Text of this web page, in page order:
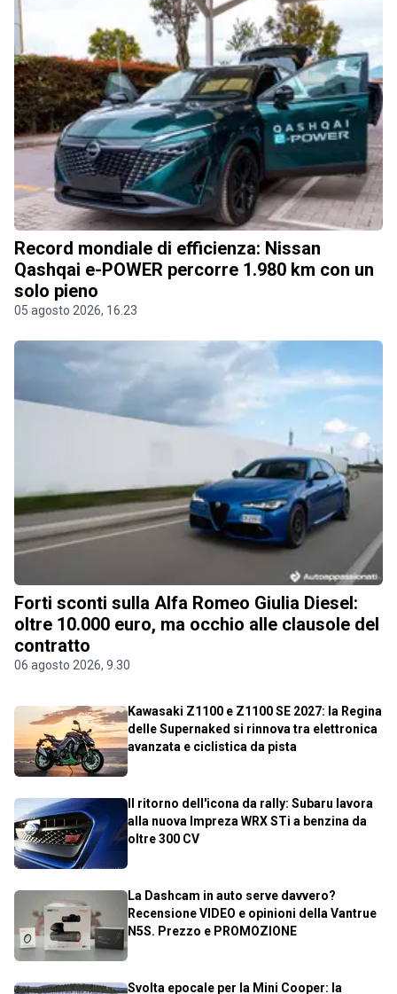
Record mondiale di efficienza: Nissan
Qashqai e-POWER percorre 1.980 km con un
solo pieno
05 agosto 2026, 16.23
Forti sconti sulla Alfa Romeo Giulia Diesel:
oltre 10.000 euro, ma occhio alle clausole del
contratto
06 agosto 2026, 9.30
Kawasaki Z1100 e Z1100 SE 2027: la Regina
delle Supernaked si rinnova tra elettronica
avanzata e ciclistica da pista
Il ritorno dell'icona da rally: Subaru lavora
alla nuova Impreza WRX STi a benzina da
oltre 300 CV
La Dashcam in auto serve davvero?
Recensione VIDEO e opinioni della Vantrue
N5S. Prezzo e PROMOZIONE
Svolta epocale per la Mini Cooper: la